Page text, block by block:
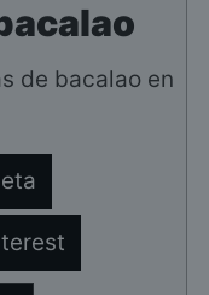
de bacalao en